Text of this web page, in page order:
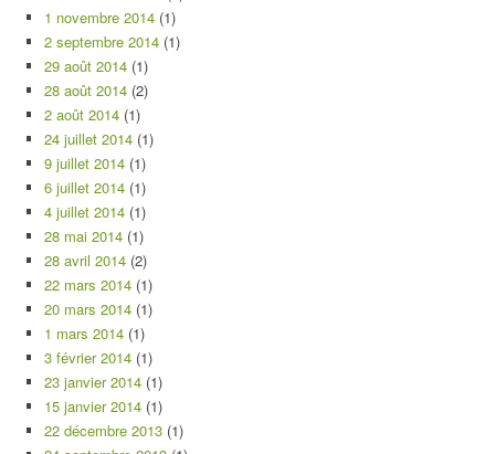
1 novembre 2014 (1)
2 septembre 2014 (1)
29 août 2014 (1)
28 août 2014 (2)
2 août 2014 (1)
24 juillet 2014 (1)
9 juillet 2014 (1)
6 juillet 2014 (1)
4 juillet 2014 (1)
28 mai 2014 (1)
28 avril 2014 (2)
22 mars 2014 (1)
20 mars 2014 (1)
1 mars 2014 (1)
3 février 2014 (1)
23 janvier 2014 (1)
15 janvier 2014 (1)
22 décembre 2013 (1)